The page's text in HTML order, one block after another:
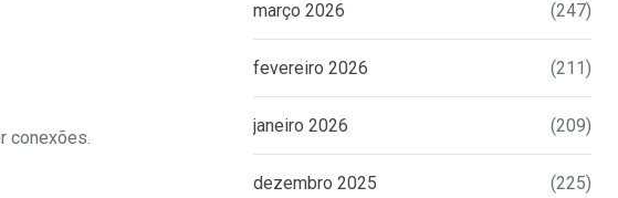
conexões.
março 2026 (247)
fevereiro 2026 (211)
janeiro 2026 (209)
dezembro 2025 (225)